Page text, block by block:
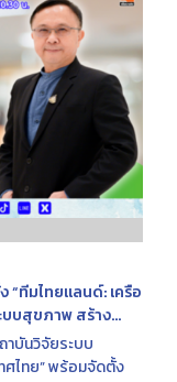
“ทีมไทยแลนด์: เครือ
บบสุขภาพ สร้าง
บันวิจัยระบบ
ศไทย” พร้อมจัดตั้ง